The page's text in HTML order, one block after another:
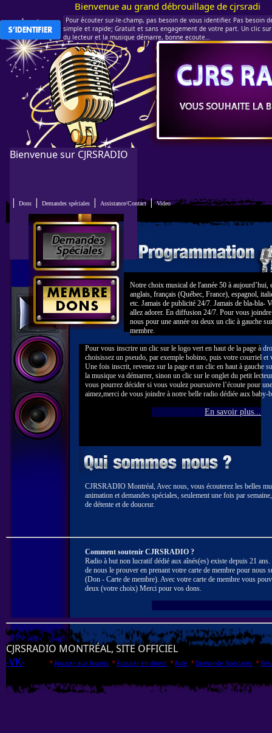
Bienvenue au grand débrouillage de
Pour écouter sur-le-champ, pas besoin de vous identifier. Pas besoin
simple et rapide; Gratuit et sans engagement de votre part. Un clic
du lecteur et la musique démarre, bonne ecoute…
Bienvenue sur CJRSRADIO
| Dons | Demandes spéciales | Assistance/Contact |Video
Notre choix musical de l'année 50 à aujourd’hui,
anglais, français (Québec, France), espagnol,
etc. Jamais de publicité 24/7. Jamais de bla-bla-
allez adorer. En diffusion 24/7. Pour vous
nous pour une année ou deux un clic à gauche sur
membre.
Pour vous inscrire un clic sur le logo vert en haut de la page à
choisissez un pseudo, par exemple bobino, puis votre courriel et
Une fois inscrit, revenez sur la page et un clic en haut à gauche
la musique va démarrer, sinon un clic sur le onglet du petit
vous pourrez décider si vous voulez poursuivre l’écoute pour
aimez,merci de vous joindre à notre belle radio dédiée aux baby-
En savoir plus...
CJRSRADIO Montréal, Avec nous, vous écouterez les belles
animation et demandes spéciales, seulement une fois par
de détente et de douceur.
Comment soutenir CJRSRADIO ?
Radio à but non lucratif dédié aux aînés(es) existe depuis 21
de nous le prouver en prenant votre carte de membre pour nous
(Don - Carte de membre). Avec votre carte de membre vous
deux (votre choix) Merci pour vos dons.
CJRSRADIO MONTRÉAL, SITE OFFICIEL
-VK-
° Ajouter aux favoris ° écouter en direct ° Aide ° Demande Spéciales °